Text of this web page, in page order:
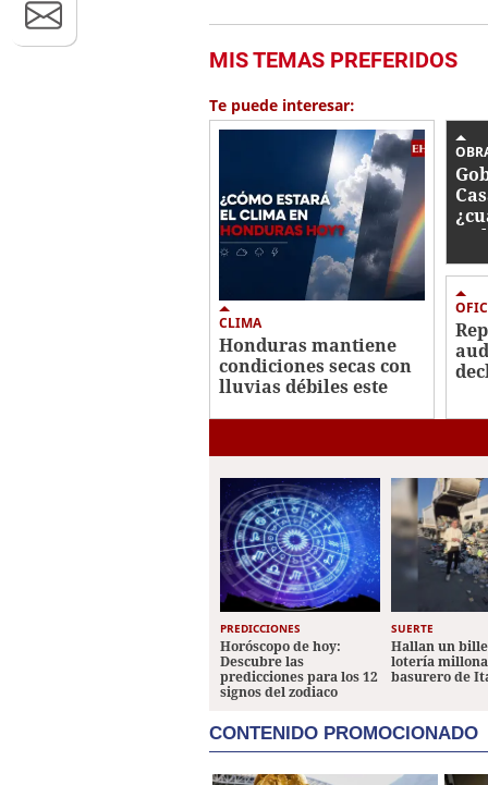
MIS TEMAS PREFERIDOS
Te puede interesar:
CLIMA
Honduras mantiene
condiciones secas con
lluvias débiles este
PREDICCIONES
Horóscopo de hoy:
Descubre las
predicciones para los 12
signos del zodiaco
SUERTE
Hallan un
lotería
basurero de
CONTENIDO PROMOCIONADO